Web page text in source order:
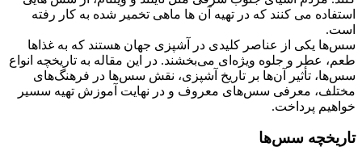
استفاده می کنند که در تهیه آن ها ماهی تخمیر شده به کار رفته
است.
سس‌ها یکی از عناصر کلیدی در آشپزی جهان هستند که به غذاها
طعم، عطر و جلوه ویژه‌ای می‌بخشند. در این مقاله به تاریخچه انواع
سس‌ها، تأثیر آن‌ها بر تاریخ آشپزی، نقش سس‌ها در فرهنگ‌های
مختلف، معرفی سس‌های معروف و در نهایت آموزش تهیه سسیر
خواهیم پرداخت.
تاریخچه سس‌ها